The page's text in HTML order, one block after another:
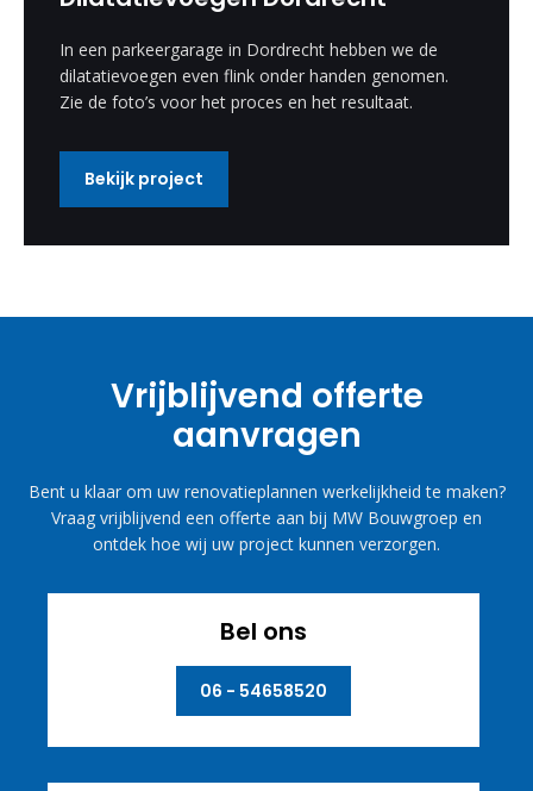
In een parkeergarage in Dordrecht hebben we de
dilatatievoegen even flink onder handen genomen.
Zie de foto’s voor het proces en het resultaat.
Bekijk project
Vrijblijvend offerte
aanvragen
Bent u klaar om uw renovatieplannen werkelijkheid te maken?
Vraag vrijblijvend een offerte aan bij MW Bouwgroep en
ontdek hoe wij uw project kunnen verzorgen.
Bel ons
06 - 54658520